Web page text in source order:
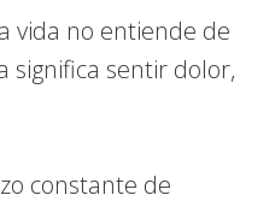
vida no entiende de
significa sentir dolor,
constante de